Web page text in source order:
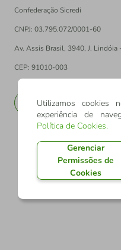
Confederação Sicredi
CNPJ: 03.795.072/0001-60
Av. Assis Brasil, 3940, J.
CEP: 91010-003
EN
Utilizamos cookies
experiência de
Política de Cookies.
Gerenciar
Permissões de
Cookies